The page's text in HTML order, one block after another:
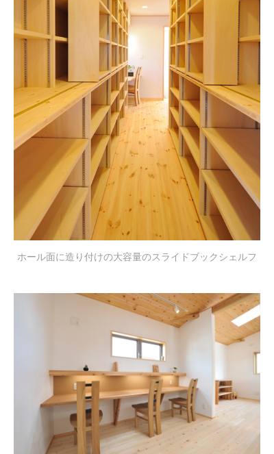
ホール面に造り付けの大容量のスライドブックシェルフ